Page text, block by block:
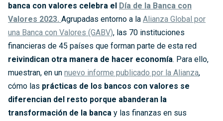
banca con valores celebra el Día de la Banca con
Valores 2023. Agrupadas entorno a la Alianza Global por
una Banca con Valores (GABV), las 70 instituciones
financieras de 45 países que forman parte de esta red
reivindican otra manera de hacer economía. Para ello,
muestran, en un nuevo informe publicado por la Alianza,
cómo las prácticas de los bancos con valores se
diferencian del resto porque abanderan la
transformación de la banca y las finanzas en sus